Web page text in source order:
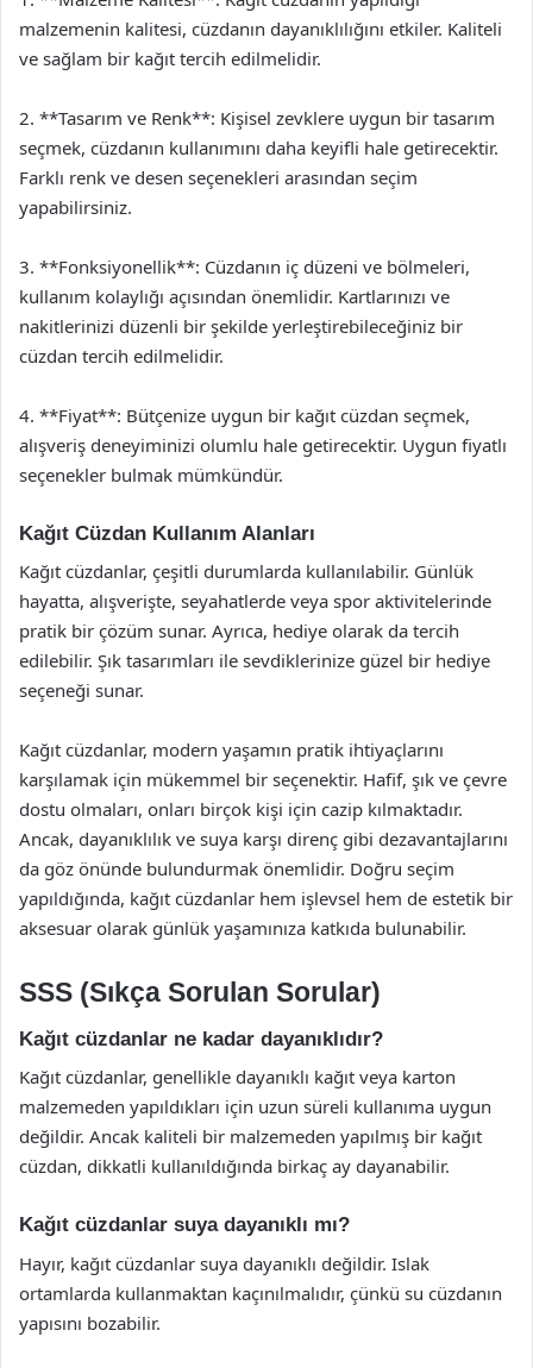
malzemenin kalitesi, cüzdanın dayanıklılığını etkiler. Kaliteli
ve sağlam bir kağıt tercih edilmelidir.
2. **Tasarım ve Renk**: Kişisel zevklere uygun bir tasarım
seçmek, cüzdanın kullanımını daha keyifli hale getirecektir.
Farklı renk ve desen seçenekleri arasından seçim
yapabilirsiniz.
3. **Fonksiyonellik**: Cüzdanın iç düzeni ve bölmeleri,
kullanım kolaylığı açısından önemlidir. Kartlarınızı ve
nakitlerinizi düzenli bir şekilde yerleştirebileceğiniz bir
cüzdan tercih edilmelidir.
4. **Fiyat**: Bütçenize uygun bir kağıt cüzdan seçmek,
alışveriş deneyiminizi olumlu hale getirecektir. Uygun fiyatlı
seçenekler bulmak mümkündür.
Kağıt Cüzdan Kullanım Alanları
Kağıt cüzdanlar, çeşitli durumlarda kullanılabilir. Günlük
hayatta, alışverişte, seyahatlerde veya spor aktivitelerinde
pratik bir çözüm sunar. Ayrıca, hediye olarak da tercih
edilebilir. Şık tasarımları ile sevdiklerinize güzel bir hediye
seçeneği sunar.
Kağıt cüzdanlar, modern yaşamın pratik ihtiyaçlarını
karşılamak için mükemmel bir seçenektir. Hafif, şık ve çevre
dostu olmaları, onları birçok kişi için cazip kılmaktadır.
Ancak, dayanıklılık ve suya karşı direnç gibi dezavantajlarını
da göz önünde bulundurmak önemlidir. Doğru seçim
yapıldığında, kağıt cüzdanlar hem işlevsel hem de estetik bir
aksesuar olarak günlük yaşamınıza katkıda bulunabilir.
SSS (Sıkça Sorulan Sorular)
Kağıt cüzdanlar ne kadar dayanıklıdır?
Kağıt cüzdanlar, genellikle dayanıklı kağıt veya karton
malzemeden yapıldıkları için uzun süreli kullanıma uygun
değildir. Ancak kaliteli bir malzemeden yapılmış bir kağıt
cüzdan, dikkatli kullanıldığında birkaç ay dayanabilir.
Kağıt cüzdanlar suya dayanıklı mı?
Hayır, kağıt cüzdanlar suya dayanıklı değildir. Islak
ortamlarda kullanmaktan kaçınılmalıdır, çünkü su cüzdanın
yapısını bozabilir.